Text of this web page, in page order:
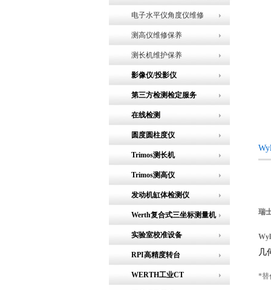
修
电子水平仪角度仪维修
测高仪维修保养
测长机维护保养
影像仪/投影仪
第三方检测检定服务
在线检测
圆度圆柱度仪
Trimos测长机
Trimos测高仪
发动机缸体检测仪
Werth复合式三坐标测量机
实验室校准设备
RPI高精度转台
WERTH工业CT
瑞
几
*替